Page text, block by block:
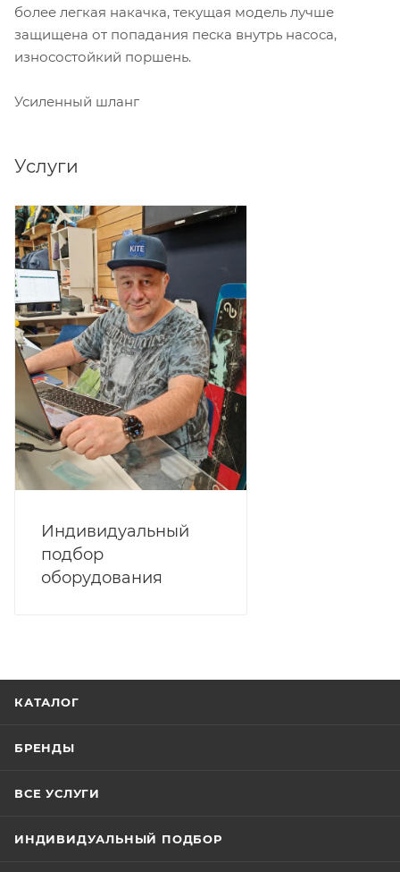
более легкая накачка, текущая модель лучше
защищена от попадания песка внутрь насоса,
износостойкий поршень.
Усиленный шланг
Услуги
Индивидуальный
подбор
оборудования
КАТАЛОГ
БРЕНДЫ
ВСЕ УСЛУГИ
ИНДИВИДУАЛЬНЫЙ ПОДБОР